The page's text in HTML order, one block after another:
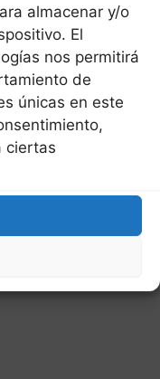
almacenar y/o
El
nos permitirá
de
únicas en este
ciertas
x 150 cm